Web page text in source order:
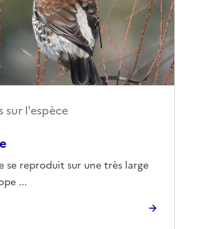
se reproduit sur une très large
...
sur l'espèce